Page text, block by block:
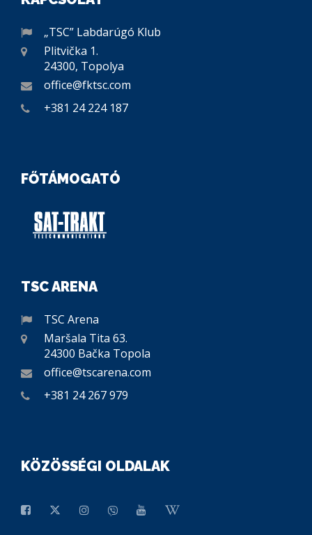
„TSC” Labdarúgó Klub
Plitvička 1.
24300, Topolya
office@fktsc.com
+381 24 224 187
FŐTÁMOGATÓ
TSC ARENA
TSC Arena
Maršala Tita 63.
24300 Bačka Topola
office@tscarena.com
+381 24 267 979
KÖZÖSSÉGI OLDALAK